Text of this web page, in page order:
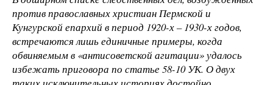
против православных христиан Пермской и
Кунгурской епархий в период 1920-х – 1930-х годов,
встречаются лишь единичные примеры, когда
обвиняемым в «антисоветской агитации» удалось
избежать приговора по статье 58-10 УК. О двух